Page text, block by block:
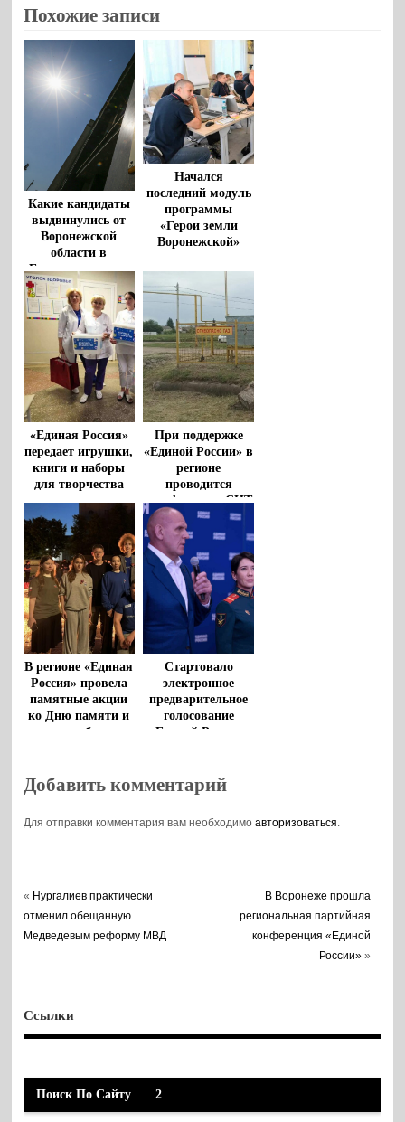
Похожие записи
Какие кандидаты
выдвинулись от
Воронежской
области в
Государственную
Думу
Начался
последний модуль
программы
«Герои земли
Воронежской»
«Единая Россия»
передает игрушки,
книги и наборы
для творчества
для маленьких
пациентов
больниц региона
При поддержке
«Единой России» в
регионе
проводится
газификация СНТ
В регионе «Единая
Россия» провела
памятные акции
ко Дню памяти и
скорби
Стартовало
электронное
предварительное
голосование
«Единой России»
Добавить комментарий
Для отправки комментария вам необходимоавторизоваться
« Нургалиев практически
отменил обещанную
Медведевым реформу МВД
В Воронеже прошла
региональная партийная
конференция «Единой
России» »
Ссылки
Поиск По Сайту 2